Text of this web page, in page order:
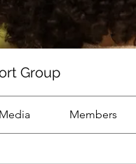
Group
Media Members